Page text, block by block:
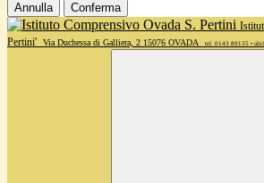
Annulla Conferma
Pertini'
Via Duchessa di Galliera, 2 15076 OVADA tel. 0143 80135 •